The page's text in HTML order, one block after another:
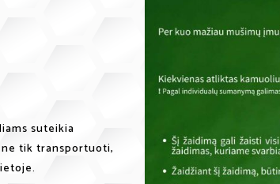
suteikia
tik transportuoti,